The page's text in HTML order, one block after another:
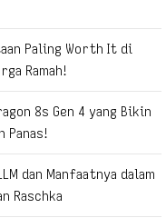
Paling Worth It di
Ramah!
8s Gen 4 yang Bikin
Panas!
dan Manfaatnya dalam
Raschka